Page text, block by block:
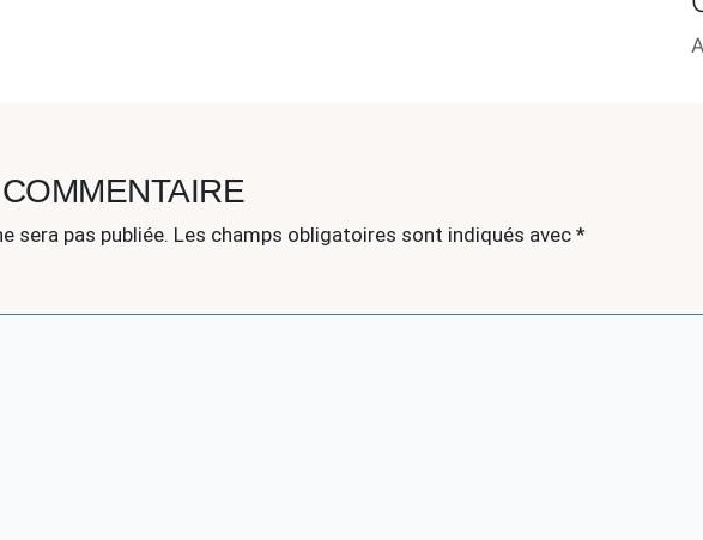
sera pas publiée. Les champs obligatoires sont indiqués avec *